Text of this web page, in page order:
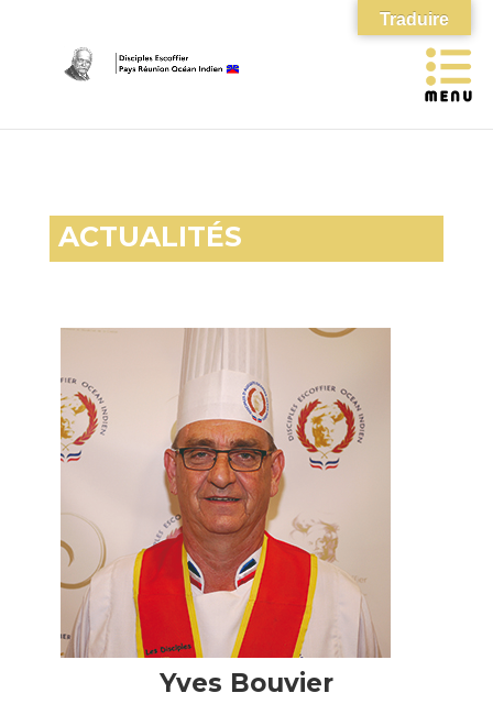
ACTUALITÉS
Yves Bouvier
Traduire